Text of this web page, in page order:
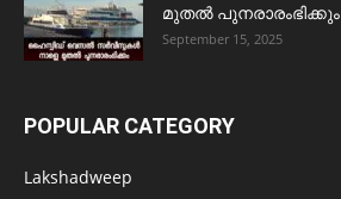
മുതൽ പുനരാരംഭിക്കും
September 15, 2025
POPULAR CATEGORY
Lakshadweep